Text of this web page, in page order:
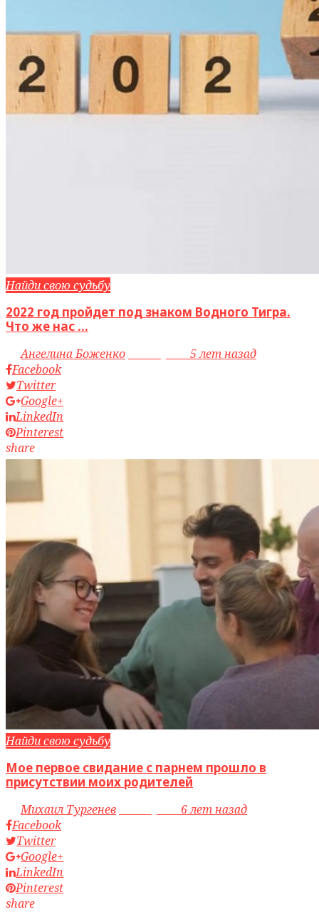
Найди свою судьбу
2022 год пройдет под знаком Водного Тигра.
Что же нас ...
byАнгелина Боженко
5 лет назад
Facebook
Twitter
Google+
LinkedIn
Pinterest
share
Найди свою судьбу
Мое первое свидание с парнем прошло в
присутствии моих родителей
byМихаил Тургенев
6 лет назад
Facebook
Twitter
Google+
LinkedIn
Pinterest
share